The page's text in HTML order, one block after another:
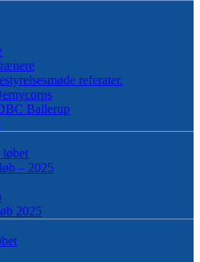
referater.
Ballerup
løbet
– 2025
2025